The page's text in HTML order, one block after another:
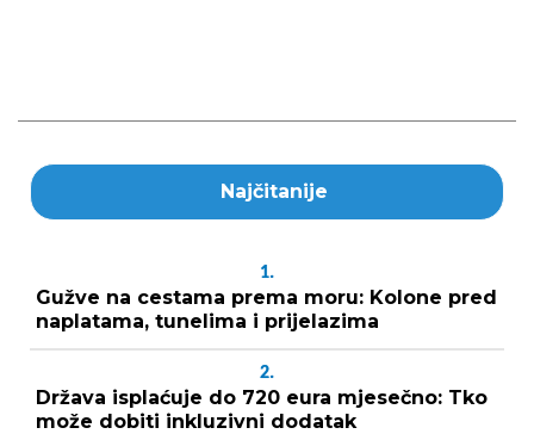
Najčitanije
1.
Gužve na cestama prema moru: Kolone pred
naplatama, tunelima i prijelazima
2.
Država isplaćuje do 720 eura mjesečno: Tko
može dobiti inkluzivni dodatak